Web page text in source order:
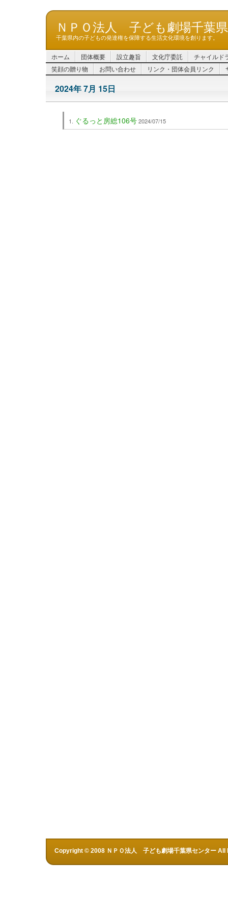
ＮＰＯ法人 子ども劇場千葉
千葉県内の子どもの発達権を保障する生活文化環境を創ります。
ホーム 団体概要 設立趣旨 文化庁委託
チャイルド
笑顔の贈り物
お問い合わせ リンク・団体会員リンク
2024年 7月 15日
ぐるっと房総106号2024/07/15
Copyright © 2008 ＮＰＯ法人 子ども劇場千葉県センター